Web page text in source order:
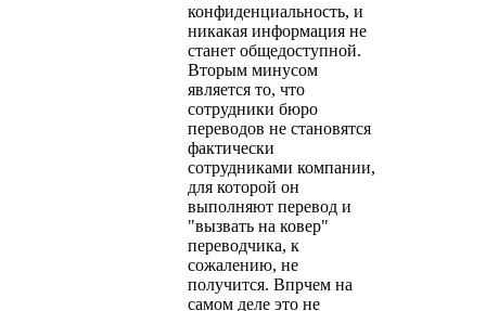
конфиденциальность, и
никакая информация не
станет общедоступной.
Вторым минусом
является то, что
сотрудники бюро
переводов не становятся
фактически
сотрудниками компании,
для которой он
выполняют перевод и
"вызвать на ковер"
переводчика, к
сожалению, не
получится. Впрчем на
самом деле это не